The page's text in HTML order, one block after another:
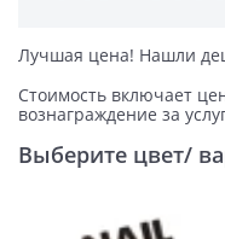
Лучшая цена! Нашли
Стоимость включает
вознаграждение за
Выберите цвет/